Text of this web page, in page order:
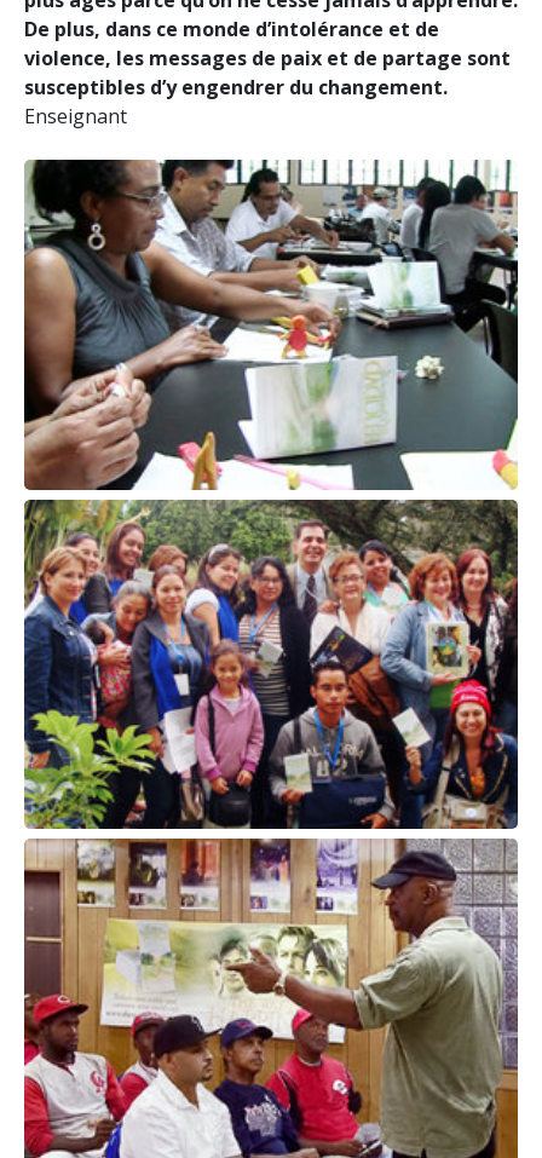
De plus, dans ce monde d’intolérance et de
violence, les messages de paix et de partage sont
susceptibles d’y engendrer du changement.
Enseignant